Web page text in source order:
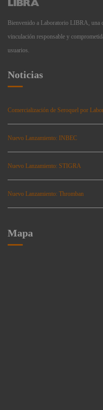
Bienvenido a Laboratorio LIBRA, una
vinculación responsable y
usuarios.
Noticias
Comercialización de Seroquel por
Nuevo Lanzamiento: INBEC
Nuevo Lanzamiento: STIGRA
Nuevo Lanzamiento: Thromban
Mapa